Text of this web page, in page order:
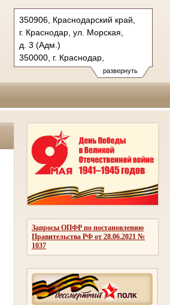
развернуть
350906, Краснодарский край,
г. Краснодар, ул. Морская,
д. 3 (Адм.)
350000, г. Краснодар,
ул. Красная, д.113 (Уг.)
350907, г. Краснодар,
Тел.: (861) 219-24-00
Запросы ОПФР по постановлению
Правительства РФ от 28.06.2021 №
1037